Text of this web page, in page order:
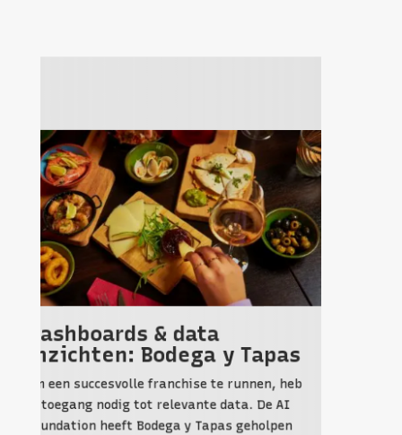
& data
Bodega y Tapas
een succesvolle franchise te runnen, heb
nodig tot relevante data. De AI
heeft Bodega y Tapas geholpen